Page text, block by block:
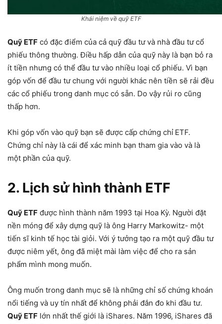
Khái niệm về quỹ ETF
Quỹ ETF có đặc điểm của cả quỹ đầu tư và nhà đầu tư cổ
phiếu thông thường. Điều hấp dẫn của quỹ này là bạn bỏ ra
ít tiền nhưng có thể đầu tư vào nhiều loại cổ phiếu. Vì bạn
góp vốn để đầu tư chung với người khác nên tiền sẽ rải đều
các cổ phiếu trong danh mục có sẵn. Do vậy rủi ro cũng
thấp hơn.
Khi góp vốn vào quỹ bạn sẽ được cấp chứng chỉ ETF.
Chứng chỉ này là cái để xác minh bạn tham gia vào và là
một phần của quỹ.
2. Lịch sử hình thành ETF
Quỹ ETF được hình thành năm 1993 tại Hoa Kỳ. Người đặt
nền móng để xây dựng quỹ là ông Harry Markowitz- một
tiến sĩ kinh tế học tài giỏi. Với ý tưởng tạo ra một quỹ đầu tư
được niêm yết, ông đã miệt mài làm việc để cho ra sản
phẩm mình mong muốn.
Ông muốn trong danh mục sẽ là những chỉ số chứng khoán
nổi tiếng và uy tín nhất để không phải đắn đo khi đầu tư.
Quỹ ETF lớn nhất thế giới là iShares. Năm 1996, iShares đã